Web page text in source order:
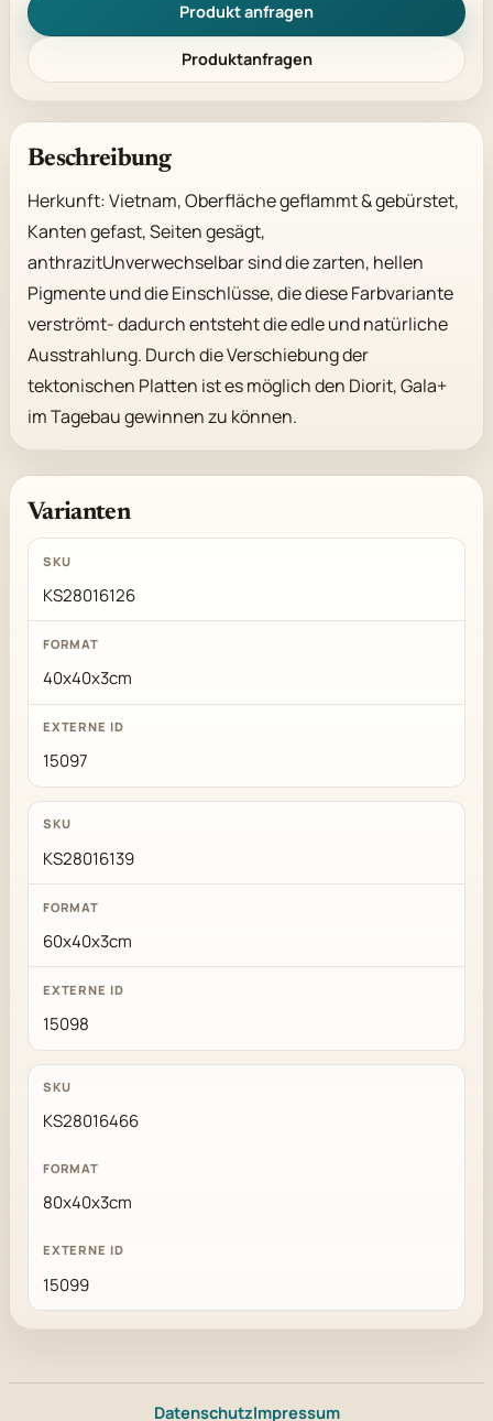
Produkt anfragen
Produktanfragen
Beschreibung
Herkunft: Vietnam, Oberfläche geflammt & gebürstet,
Kanten gefast, Seiten gesägt,
anthrazitUnverwechselbar sind die zarten, hellen
Pigmente und die Einschlüsse, die diese Farbvariante
verströmt- dadurch entsteht die edle und natürliche
Ausstrahlung. Durch die Verschiebung der
tektonischen Platten ist es möglich den Diorit, Gala+
im Tagebau gewinnen zu können.
Varianten
KS28016126
40x40x3cm
15097
KS28016139
60x40x3cm
15098
KS28016466
80x40x3cm
15099
DatenschutzImpressum